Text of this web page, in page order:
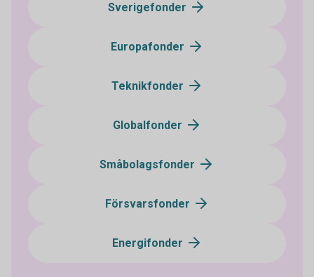
Sverigefonder
Europafonder
Teknikfonder
Globalfonder
Småbolagsfonder
Försvarsfonder
Energifonder